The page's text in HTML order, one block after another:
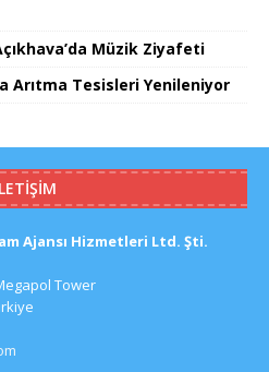
Müzik Ziyafeti
Arıtma Tesisleri Yenileniyor
Ajansı Hizmetleri Ltd. Şti.
Tower